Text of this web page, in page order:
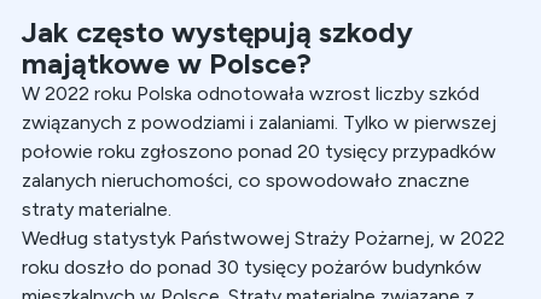
Jak często występują szkody
majątkowe w Polsce?
W 2022 roku Polska odnotowała wzrost liczby szkód
związanych z powodziami i zalaniami. Tylko w pierwszej
połowie roku zgłoszono ponad 20 tysięcy przypadków
zalanych nieruchomości, co spowodowało znaczne
straty materialne.
Według statystyk Państwowej Straży Pożarnej, w 2022
roku doszło do ponad 30 tysięcy pożarów budynków